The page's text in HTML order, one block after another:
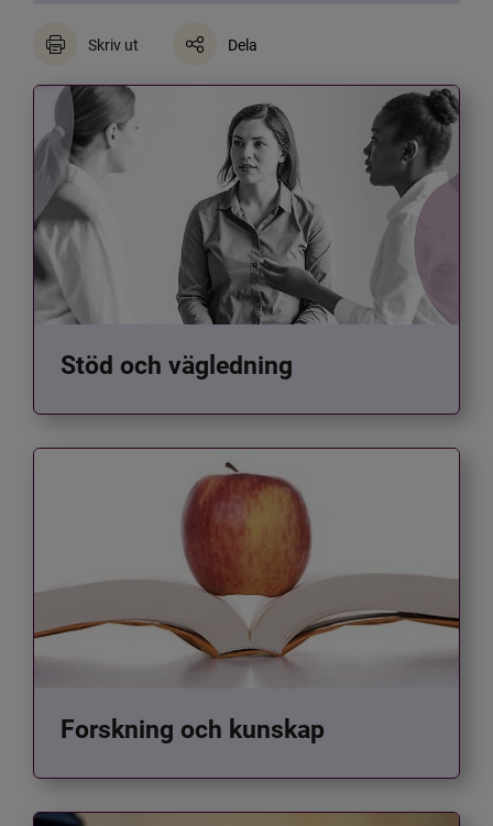
Skriv ut Dela
Stöd och vägledning
Forskning och kunskap